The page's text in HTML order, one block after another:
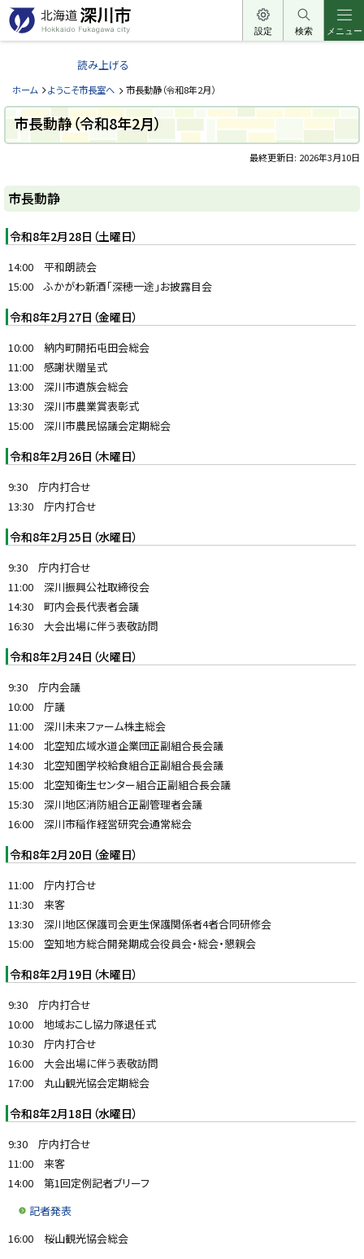
本
文
へ
ュ
へ
北
道
深
川
市
k
a
i
d
o
F
k
a
g
a
w
a
i
t
y
設定 検索 メニュー
読み上げる
ホーム ようこそ市長室へ 市長動静（令和8年2月）
市長動静（令和8年2月）
最終更新日: 2026年3月10日
ー
ジ
目
次
市
動
市長動静
令和8年2月28日（土曜日）
14:00 平和朗読会
15:00 ふかがわ新酒「深穂一途」お披露目会
令和8年2月27日（金曜日）
10:00 納内町開拓屯田会総会
11:00 感謝状贈呈式
13:00 深川市遺族会総会
13:30 深川市農業賞表彰式
15:00 深川市農民協議会定期総会
令和8年2月26日（木曜日）
9:30 庁内打合せ
13:30 庁内打合せ
令和8年2月25日（水曜日）
9:30 庁内打合せ
11:00 深川振興公社取締役会
14:30 町内会長代表者会議
16:30 大会出場に伴う表敬訪問
令和8年2月24日（火曜日）
9:30 庁内会議
10:00 庁議
11:00 深川未来ファーム株主総会
14:00 北空知広域水道企業団正副組合長会議
14:30 北空知圏学校給食組合正副組合長会議
15:00 北空知衛生センター組合正副組合長会議
15:30 深川地区消防組合正副管理者会議
16:00 深川市稲作経営研究会通常総会
令和8年2月20日（金曜日）
11:00 庁内打合せ
11:30 来客
13:30 深川地区保護司会更生保護関係者4者合同研修会
15:00 空知地方総合開発期成会役員会・総会・懇親会
令和8年2月19日（木曜日）
9:30 庁内打合せ
10:00 地域おこし協力隊退任式
10:30 庁内打合せ
16:00 大会出場に伴う表敬訪問
17:00 丸山観光協会定期総会
令和8年2月18日（水曜日）
9:30 庁内打合せ
11:00 来客
14:00 第1回定例記者ブリーフ
記者発表
16:00 桜山観光協会総会